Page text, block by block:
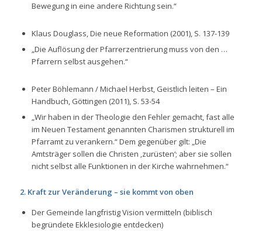
Bewegung in eine andere Richtung sein.“
Klaus Douglass, Die neue Reformation (2001), S. 137-139
„Die Auflösung der Pfarrerzentrierung muss von den …
Pfarrern selbst ausgehen.“
Peter Böhlemann / Michael Herbst, Geistlich leiten – Ein
Handbuch, Göttingen (2011), S. 53-54
„Wir haben in der Theologie den Fehler gemacht, fast alle
im Neuen Testament genannten Charismen strukturell im
Pfarramt zu verankern.“Dem gegenüber gilt: „Die
Amtsträger sollen die Christen ‚zurüsten‘; aber sie sollen
nicht selbst alle Funktionen in der Kirche wahrnehmen.“
2. Kraft zur Veränderung – sie kommt von oben
Der Gemeinde langfristig Vision vermitteln (biblisch
begründete Ekklesiologie entdecken)